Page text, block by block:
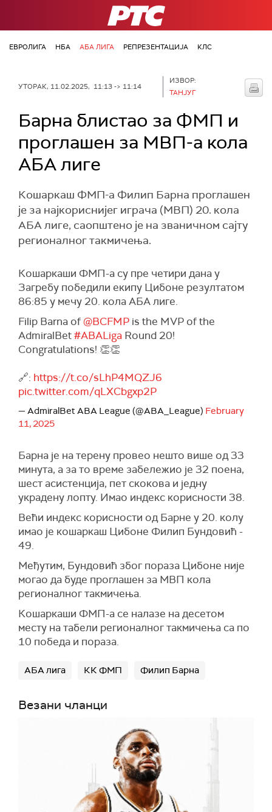
РТС
ЕВРОЛИГА НБА АБА ЛИГА РЕПРЕЗЕНТАЦИЈА КЛС
УТОРАК, 11.02.2025, 11:13 -> 11:14
ИЗВОР:
ТАНЈУГ
Барна блистао за ФМП и
проглашен за МВП-а кола
АБА лиге
Кошаркаш ФМП-а Филип Барна проглашен
је за најкориснијег играча (МВП) 20. кола
АБА лиге, саопштено је на званичном сајту
регионалног такмичења.
Кошаркаши ФМП-а су пре четири дана у
Загребу победили екипу Цибоне резултатом
86:85 у мечу 20. кола АБА лиге.
Filip Barna of @BCFMP is the MVP of the
AdmiralBet#ABALiga Round 20!
Congratulations! 👏👏
🔗: https://t.co/sLhP4MQZJ6
pic.twitter.com/qLXCbgxp2P
— AdmiralBet ABA League (@ABA_League) February
11, 2025
Барна је на терену провео нешто више од 33
минута, а за то време забележио је 32 поена,
шест асистенција, пет скокова и једну
украдену лопту. Имао индекс корисности 38.
Већи индекс корисности од Барне у 20. колу
имао је кошаркаш Цибоне Филип Бундовић -
49.
Међутим, Бундовић због пораза Цибоне није
могао да буде проглашен за МВП кола
регионалног такмичења.
Кошаркаши ФМП-а се налазе на десетом
месту на табели регионалног такмичења са по
10 победа и пораза.
АБА лига КК ФМП Филип Барна
Везани чланци